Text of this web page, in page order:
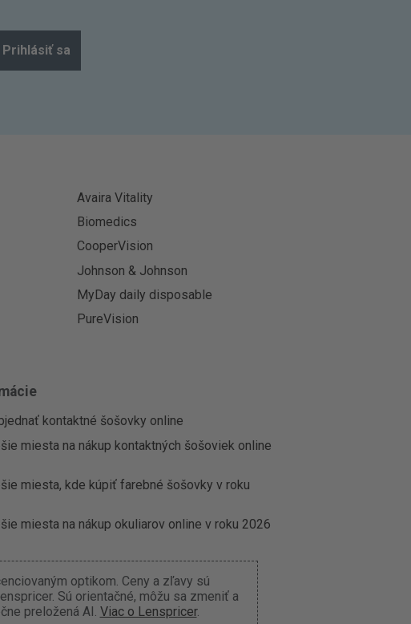
Prihlásiť sa
Avaira Vitality
Biomedics
CooperVision
Johnson & Johnson
MyDay daily disposable
PureVision
kontaktné šošovky online
miesta na nákup kontaktných šošoviek online
miesta, kde kúpiť farebné šošovky v roku
miesta na nákup okuliarov online v roku 2026
optikom. Ceny a zľavy sú
Sú orientačné, môžu sa zmeniť a
preložená AI. Viac o Lenspricer.